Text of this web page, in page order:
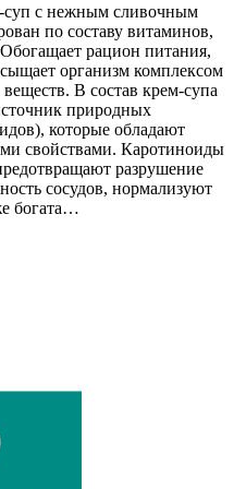
с нежным сливочным
по составу витаминов,
рацион питания,
организм комплексом
В состав крем-супа
природных
которые обладают
свойствами. Каротиноиды
разрушение
сосудов, нормализуют
богата…